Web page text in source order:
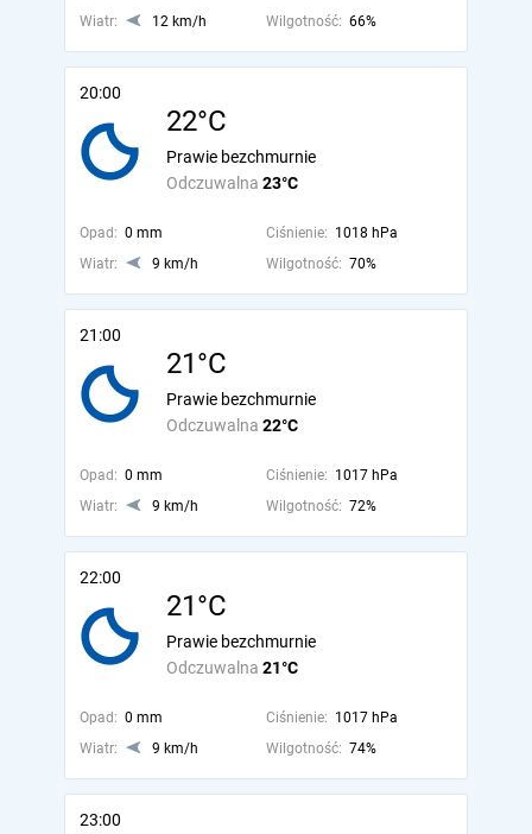
Wiatr:
12 km/h Wilgotność: 66%
20:00
22°C
Odczuwalna 23°C
Prawie bezchmurnie
Opad: 0 mm Ciśnienie: 1018 hPa
Wiatr:
9 km/h Wilgotność: 70%
21:00
21°C
Odczuwalna 22°C
Prawie bezchmurnie
Opad: 0 mm Ciśnienie: 1017 hPa
Wiatr:
9 km/h Wilgotność: 72%
22:00
21°C
Odczuwalna 21°C
Prawie bezchmurnie
Opad: 0 mm Ciśnienie: 1017 hPa
Wiatr:
9 km/h Wilgotność: 74%
23:00